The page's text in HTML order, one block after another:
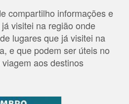
compartilho informações e
visitei na região onde
lugares que já visitei na
e que podem ser úteis no
aos destinos